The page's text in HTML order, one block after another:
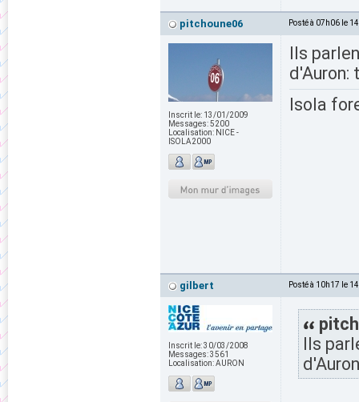
pitchoune06 Posté à 07h06 le
Inscrit le: 13/01/2009
Messages:5200
Localisation: NICE -
ISOLA2000
Ils
d'Auron:
Isola
gilbert Posté à 10h17 le
Inscrit le:30/03/2008
Messages:3561
Localisation:AURON
Ils